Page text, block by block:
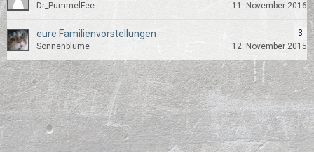
Dr_PummelFee 11. November 2016
eure Familienvorstellungen
3
Sonnenblume
12. November 2015